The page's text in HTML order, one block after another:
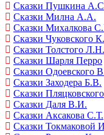
Сказки Пушкина
Сказки Милна А.А.
Сказки Михалкова
Сказки Чуковского
Сказки Толстого Л.Н.
Сказки Шарля Перро
Сказки Одоевского
Сказки Заходера Б.В.
Сказки
Сказки Даля В.И.
Сказки Аксакова С.Т.
Сказки Токмаковой